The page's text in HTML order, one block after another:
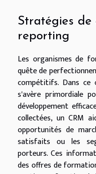
Stratégies de
reporting
Les organismes de
quête de
compétitifs. Dans ce
s'avère primordiale
développement
collectées, un CRM
opportunités de
satisfaits ou les
porteurs. Ces
des offres de